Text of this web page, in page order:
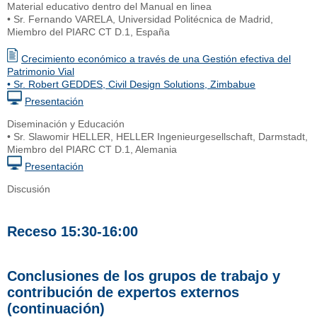
Material educativo dentro del Manual en linea
• Sr. Fernando VARELA, Universidad Politécnica de Madrid,
Miembro del PIARC CT D.1, España
Crecimiento económico a través de una Gestión efectiva del
Patrimonio Vial
• Sr. Robert GEDDES, Civil Design Solutions, Zimbabue
Presentación
Diseminación y Educación
• Sr. Slawomir HELLER, HELLER Ingenieurgesellschaft, Darmstadt,
Miembro del PIARC CT D.1, Alemania
Presentación
Discusión
Receso 15:30-16:00
Conclusiones de los grupos de trabajo y
contribución de expertos externos
(continuación)